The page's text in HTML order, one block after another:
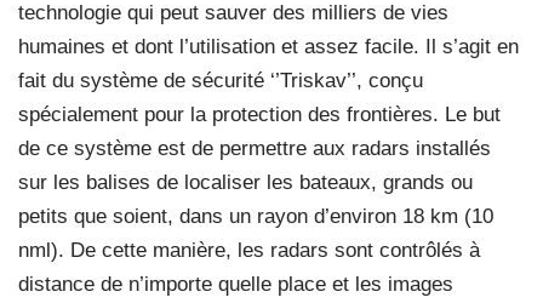
technologie qui peut sauver des milliers de vies
humaines et dont l’utilisation et assez facile. Il s’agit en
fait du système de sécurité ‘’Triskav’’, conçu
spécialement pour la protection des frontières. Le but
de ce système est de permettre aux radars installés
sur les balises de localiser les bateaux, grands ou
petits que soient, dans un rayon d’environ 18 km (10
nml). De cette manière, les radars sont contrôlés à
distance de n’importe quelle place et les images